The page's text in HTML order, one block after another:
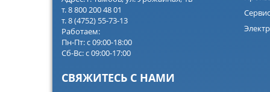
т. 8 800 200 48 01
т. 8 (4752) 55-73-13
Работаем:
Пн-Пт: с 09:00-18:00
Сб-Вс: с 09:00-17:00
СВЯЖИТЕСЬ С НАМИ
Сервис